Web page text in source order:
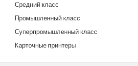
Средний класс
Промышленный класс
Суперпромышленный класс
Карточные принтеры